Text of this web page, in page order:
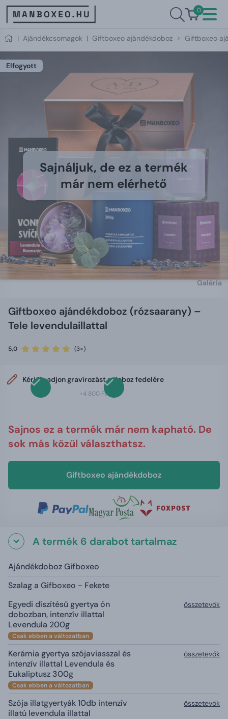
0
| Ajándékcsomagok | Giftboxeo ajándékdoboz Giftboxeo
Elfogyott
Sajnáljuk, de ez a termék
már nem elérhető
Galéria
Giftboxeo ajándékdoboz (rózsaarany) –
Tele levendulaillattal
5,0 (3×)
Kérjük, adjon gravírozást a doboz fedelére
+4 800 Ft
Sajnos ez a termék már nem kapható. De
sok más közül választhatsz.
Giftboxeo ajándékdoboz
A termék 6 darabot tartalmaz
Ajándékdoboz Gifboxeo
Szalag a Gifboxeo - Fekete
Egyedi díszítésű gyertya ón
dobozban, intenzív illattal
Levendula 200g
Csak ebben a változatban
összetevők
Kerámia gyertya szójaviasszal és
intenzív illattal Levendula és
Eukaliptusz 300g
Csak ebben a változatban
összetevők
Szója illatgyertyák 10db intenzív
illatú levendula illattal
összetevők